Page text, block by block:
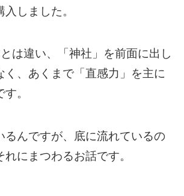
しました。
は違い、「神社」を前面に出し
く、あくまで「直感力」を主に
。
るんですが、底に流れているの
にまつわるお話です。